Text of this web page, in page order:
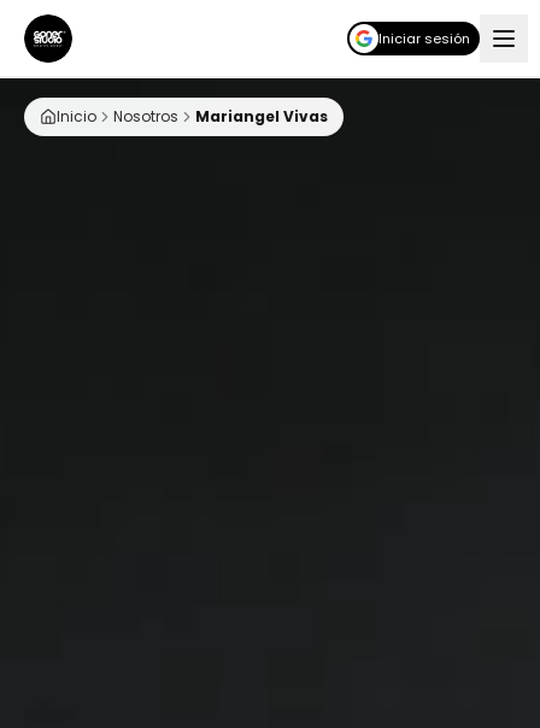
Iniciar sesión
Inicio Nosotros Mariangel Vivas